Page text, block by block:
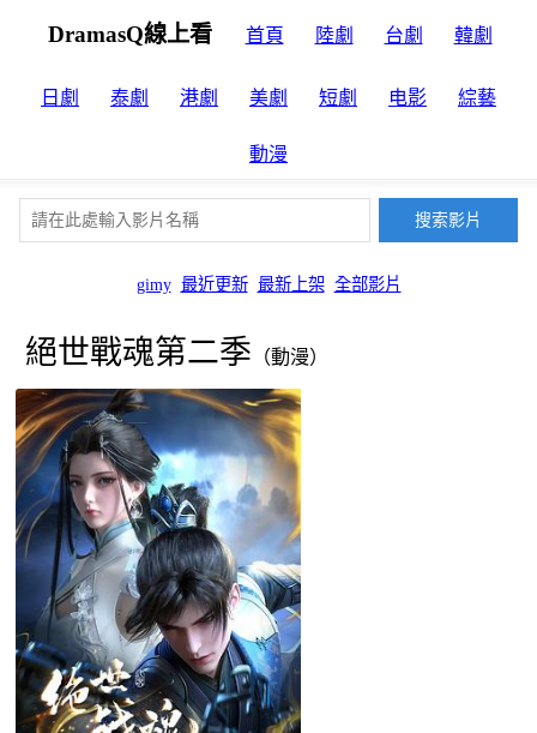
DramasQ線上看 首頁 陸劇 台劇 韓劇
日劇 泰劇 港劇 美劇 短劇 电影 綜藝
動漫
gimy 最近更新 最新上架 全部影片
絕世戰魂第二季 （動漫）